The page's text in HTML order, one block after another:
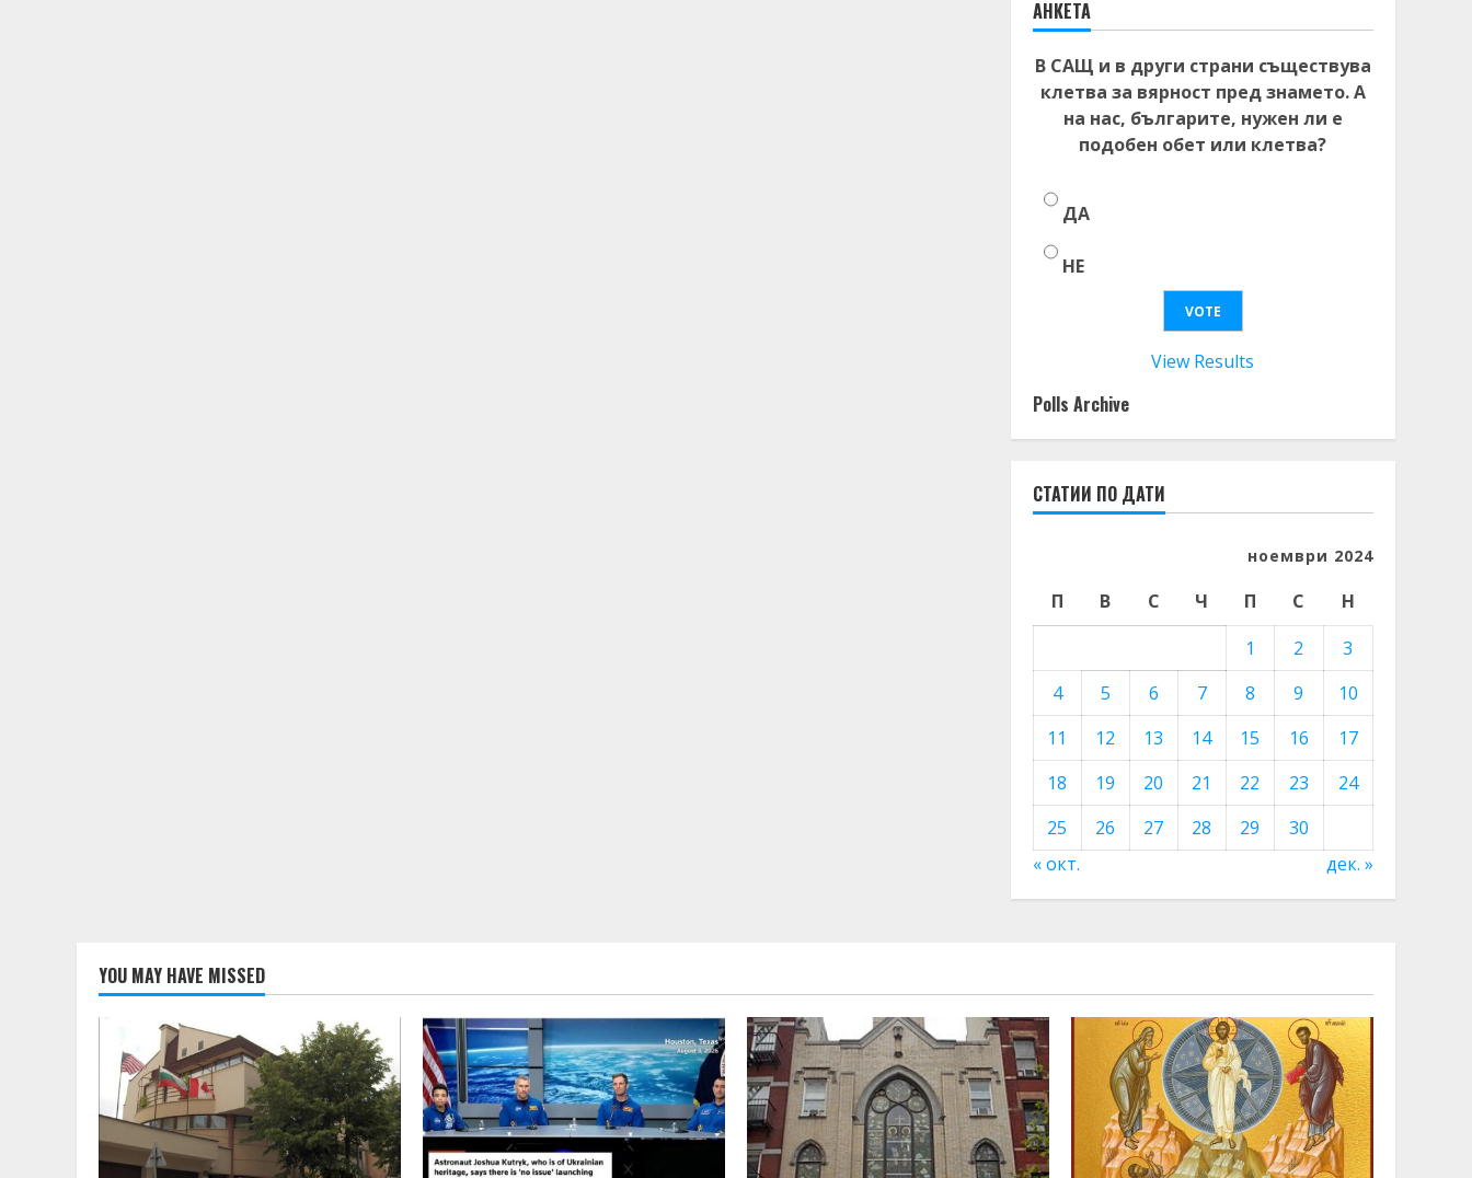
АНКЕТА
В САЩ и в други страни съществува
клетва за вярност пред знамето. А
на нас, българите, нужен ли е
подобен обет или клетва?
ДА
НЕ
View Results
Polls Archive
СТАТИИ ПО ДАТИ
ноември 2024
П В С Ч П С
Н
1
2
3
4
5 6 7 8 9
10
11
12 13 14 15 16
17
18
19 20 21 22 23
24
25
26 27 28 29
30
« окт.
дек. »
YOU MAY HAVE MISSED